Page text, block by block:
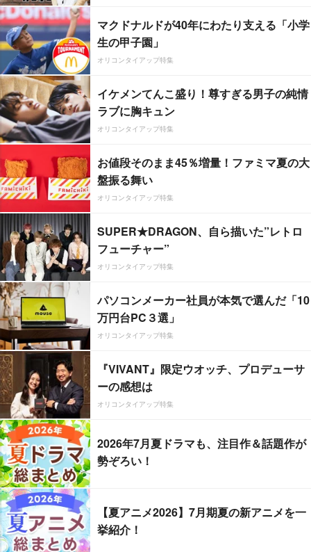
マクドナルドが40年にわたり支える「小学
生の甲子園」
オリコンタイアップ特集
イケメンてんこ盛り！尊すぎる男子の純情
ラブに胸キュン
オリコンタイアップ特集
お値段そのまま45％増量！ファミマ夏の大
盤振る舞い
オリコンタイアップ特集
SUPER★DRAGON、自ら描いた”レトロ
フューチャー”
オリコンタイアップ特集
パソコンメーカー社員が本気で選んだ「10
万円台PC３選」
オリコンタイアップ特集
『VIVANT』限定ウオッチ、プロデューサ
ーの感想は
オリコンタイアップ特集
2026年7月夏ドラマも、注目作＆話題作が
勢ぞろい！
【夏アニメ2026】7月期夏の新アニメを一
挙紹介！